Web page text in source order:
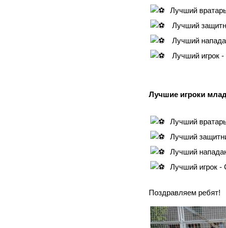
Лучший
Лучший
Лучший
Лучший игрок
Лучшие игроки
Лучший
Лучший
Лучший
Лучший игрок
Поздравляем ребят!